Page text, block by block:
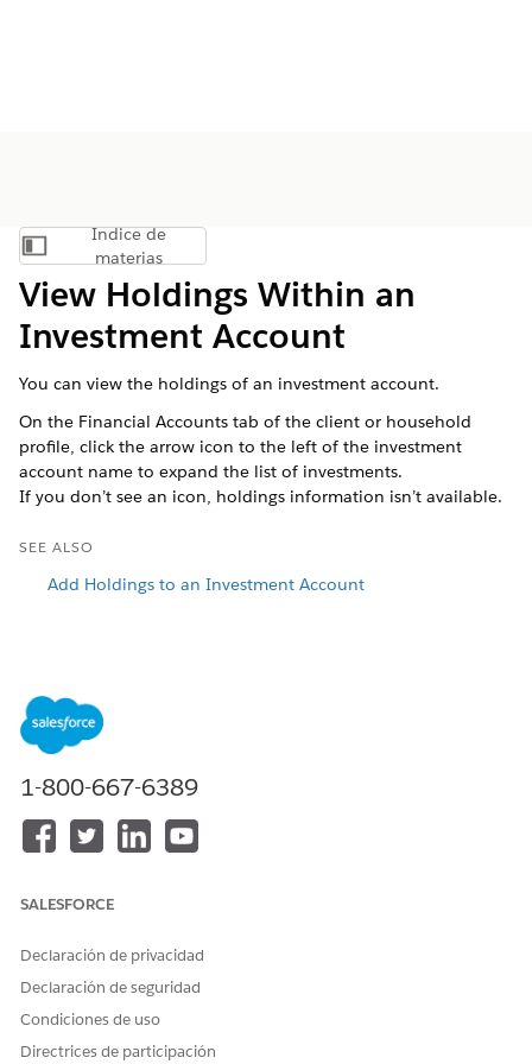
Mostrar índice de materias
Índice de
materias
View Holdings Within an
Investment Account
You can view the holdings of an investment account.
On the Financial Accounts tab of the client or household
profile, click the arrow icon to the left of the investment
account name to expand the list of investments.
If you don’t see an icon, holdings information isn’t available.
SEE ALSO
Add Holdings to an Investment Account
1-800-667-6389
SALESFORCE
Declaración de privacidad
Declaración de seguridad
Condiciones de uso
Directrices de participación